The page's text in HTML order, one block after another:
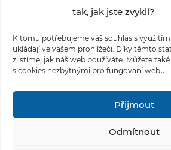
tak, jak jste zvyklí?
K tomu potřebujeme váš souhlas s využitím
ukládají ve vašem prohlížeči. Díky těmto
zjistíme, jak náš web používáte. Můžete
s cookies nezbytnými pro fungování webu.
Přijmout
Odmítnout
#FARMABABINA